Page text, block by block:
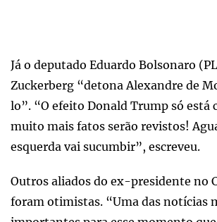
Já o deputado Eduardo Bolsonaro
Zuckerberg “detona Alexandre de
lo”. “O efeito Donald Trump só está
muito mais fatos serão revistos!
esquerda vai sucumbir”, escreveu.
Outros aliados do ex-presidente no
foram otimistas. “Uma das notícias